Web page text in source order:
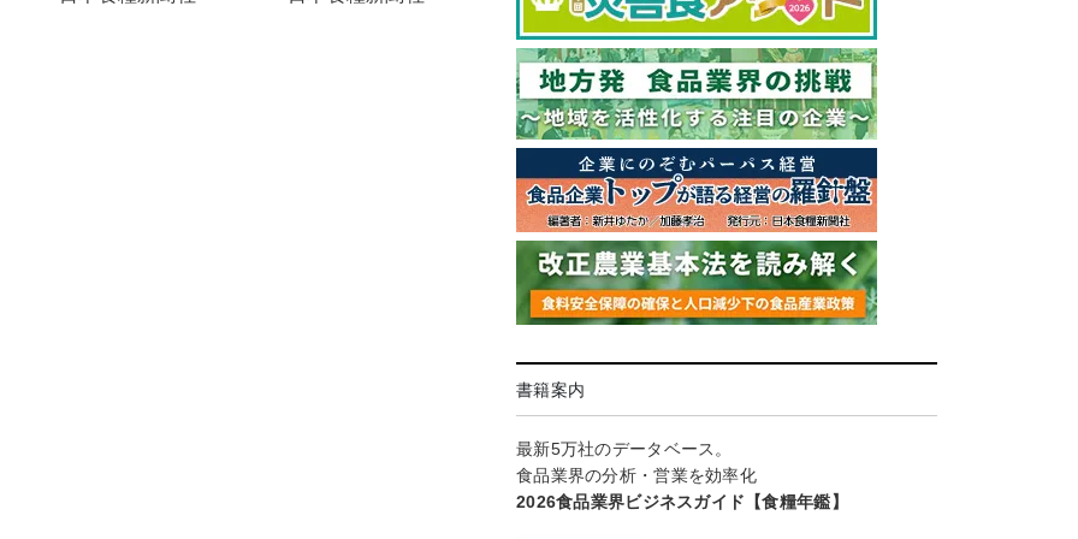
書籍案内
最新5万社のデータベース。
食品業界の分析・営業を効率化
2026食品業界ビジネスガイド【食糧年鑑】